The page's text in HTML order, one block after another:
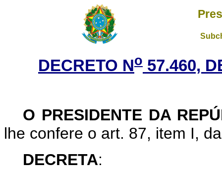
DECRETO No 57.460,
O PRESIDENTE DA
lhe confere o art. 87, item I,
DECRETA: